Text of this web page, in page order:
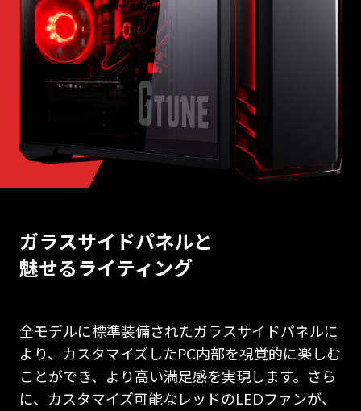
ガラスサイドパネルと
魅せるライティング
全モデルに標準装備されたガラスサイドパネルに
より、カスタマイズしたPC内部を視覚的に楽しむ
ことができ、より高い満足感を実現します。さら
に、カスタマイズ可能なレッドのLEDファンが、